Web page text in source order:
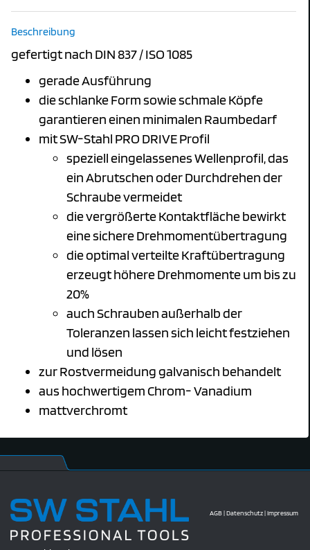
Beschreibung
gefertigt nach DIN 837 / ISO 1085
gerade Ausführung
die schlanke Form sowie schmale Köpfe
garantieren einen minimalen Raumbedarf
mit SW-Stahl PRO DRIVE Profil
speziell eingelassenes Wellenprofil, das
ein Abrutschen oder Durchdrehen der
Schraube vermeidet
die vergrößerte Kontaktfläche bewirkt
eine sichere Drehmomentübertragung
die optimal verteilte Kraftübertragung
erzeugt höhere Drehmomente um bis zu
20%
auch Schrauben außerhalb der
Toleranzen lassen sich leicht festziehen
und lösen
zur Rostvermeidung galvanisch behandelt
aus hochwertigem Chrom- Vanadium
mattverchromt
AGB|Datenschutz|Impressum